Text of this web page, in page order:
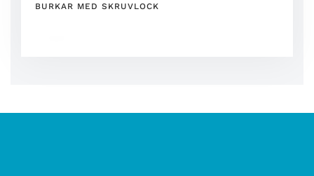
BURKAR MED SKRUVLOCK